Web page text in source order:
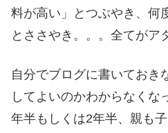
料が高い」とつぶやき、何
とささやき。。。全てがア
自分でブログに書いておき
してよいのかわからなくな
年半もしくは2年半、親も